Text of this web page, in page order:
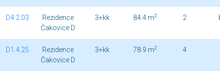
D4.2.03
Rezidence
Čakovice D
3+kk 84.4 m2 2
D1.4.25
Rezidence
Čakovice D
3+kk 78.9 m2 4